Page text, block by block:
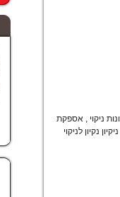
ניקוי , אספקת
נקיון לניקוי